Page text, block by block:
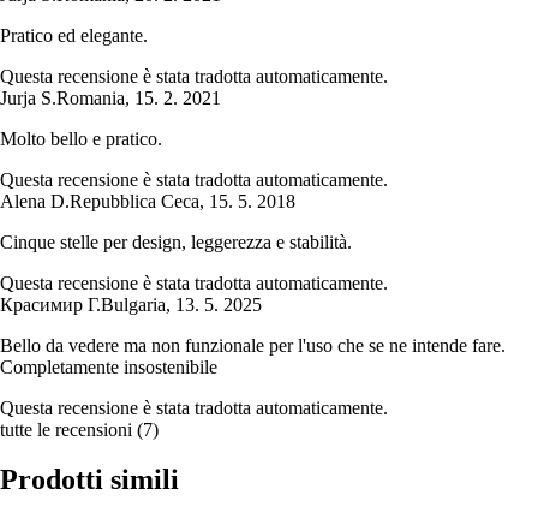
Pratico ed elegante.
Questa recensione è stata tradotta automaticamente.
Jurja S.Romania, 15. 2. 2021
Molto bello e pratico.
Questa recensione è stata tradotta automaticamente.
Alena D.Repubblica Ceca, 15. 5. 2018
Cinque stelle per design, leggerezza e stabilità.
Questa recensione è stata tradotta automaticamente.
Красимир Г.Bulgaria, 13. 5. 2025
Bello da vedere ma non funzionale per l'uso che se ne intende fare.
Completamente insostenibile
Questa recensione è stata tradotta automaticamente.
tutte le recensioni (7)
Prodotti simili